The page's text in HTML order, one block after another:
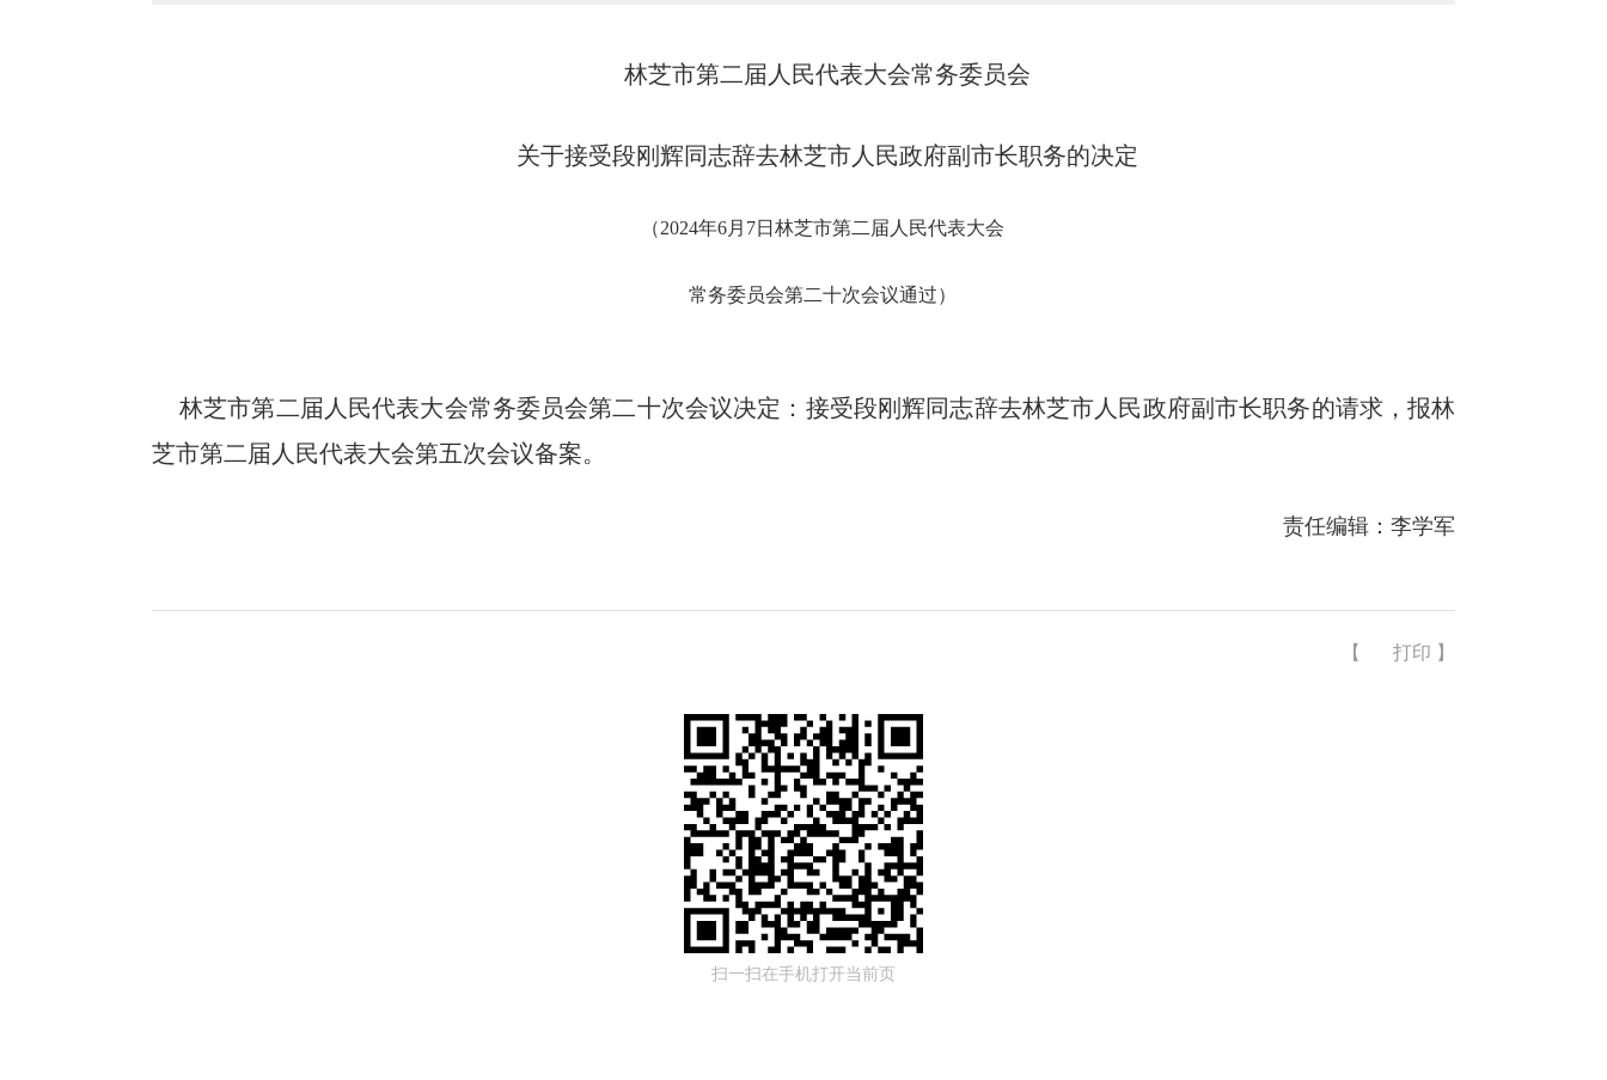
林芝市第二届人民代表大会常务委员会
关于接受段刚辉同志辞去林芝市人民政府副市长职务的决定
（2024年6月7日林芝市第二届人民代表大会
常务委员会第二十次会议通过）
林芝市第二届人民代表大会常务委员会第二十次会议决定：接受段刚辉同志辞去林芝市人民政府副市长职务的请求，报林
芝市第二届人民代表大会第五次会议备案。
责任编辑：李学军
【 打印 】
扫一扫在手机打开当前页